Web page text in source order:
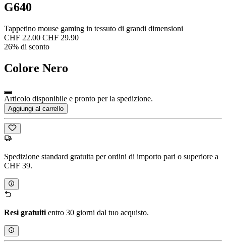
G640
Tappetino mouse gaming in tessuto di grandi dimensioni
CHF 22.00 CHF 29.90
26% di sconto
Colore Nero
Articolo disponibile e pronto per la spedizione.
Aggiungi al carrello
Spedizione standard gratuita per ordini di importo pari o superiore a
CHF 39.
Resi gratuiti entro 30 giorni dal tuo acquisto.